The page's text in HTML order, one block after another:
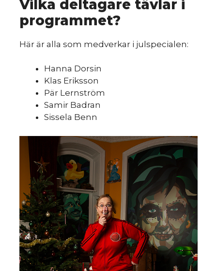
Vilka deltagare tävlar i
programmet?
Här är alla som medverkar i julspecialen:
Hanna Dorsin
Klas Eriksson
Pär Lernström
Samir Badran
Sissela Benn